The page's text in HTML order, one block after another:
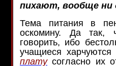
пихают, вообще ни
Тема питания в
оскомину. Да так,
говорить, ибо
учащиеся
платусогласно их